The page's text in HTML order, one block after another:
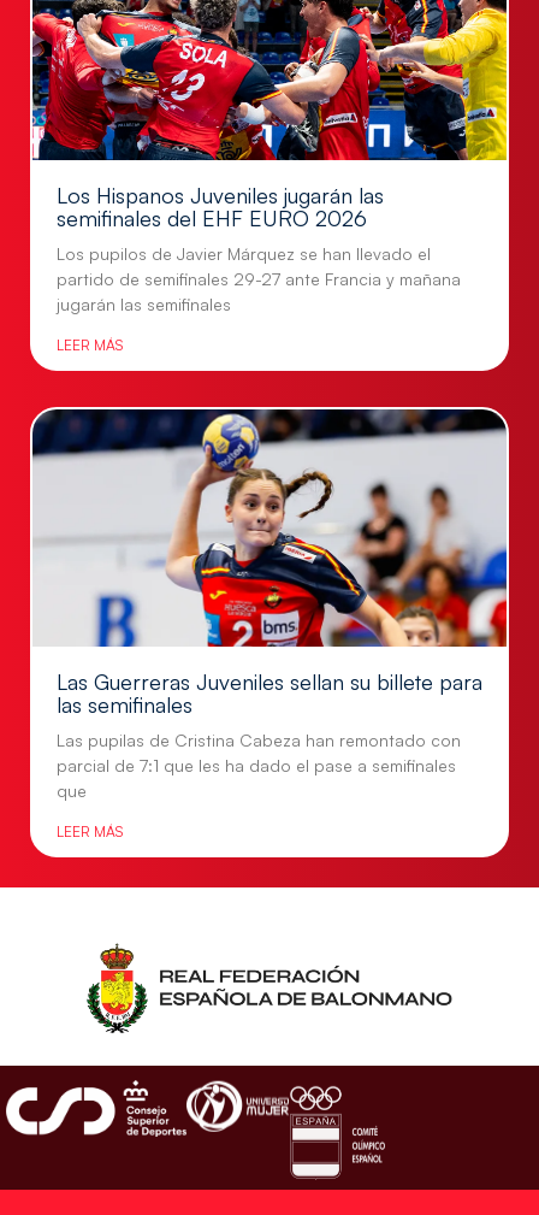
Los Hispanos Juveniles jugarán las
semifinales del EHF EURO 2026
Los pupilos de Javier Márquez se han llevado el
partido de semifinales 29-27 ante Francia y mañana
jugarán las semifinales
LEER MÁS
Las Guerreras Juveniles sellan su billete para
las semifinales
Las pupilas de Cristina Cabeza han remontado con
parcial de 7:1 que les ha dado el pase a semifinales
que
LEER MÁS